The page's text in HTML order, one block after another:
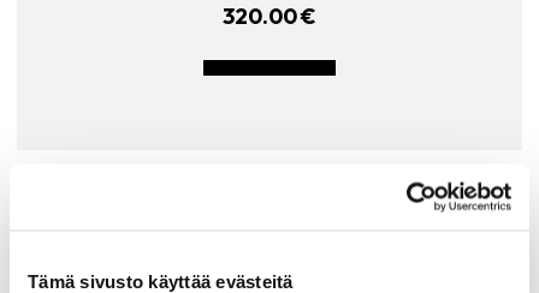
Tämä sivusto käyttää evästeitä
320.00€